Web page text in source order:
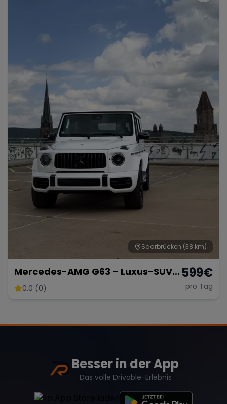
Saarbrücken (38 km)
Mercedes-AMG G63 – Luxus-SUV
in Weiß Matt
0.0 (0)
599€
pro Tag
Besser in der App
Das volle Drivable-Erlebnis